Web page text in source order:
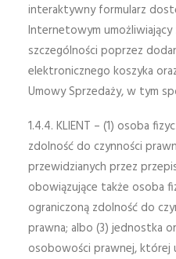
interaktywny formularz
Internetowym umożliwiający
szczególności poprzez
elektronicznego koszyka
Umowy Sprzedaży, w tym
1.4.4. KLIENT – (1) osoba
zdolność do czynności
przewidzianych przez
obowiązujące także osoba
ograniczoną zdolność do
prawna; albo (3) jednostka
osobowości prawnej, której